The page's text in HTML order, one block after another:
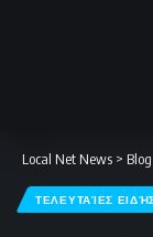
Local Net News > Blog
ΤΕΛΕΥΤΑΊΕΣ